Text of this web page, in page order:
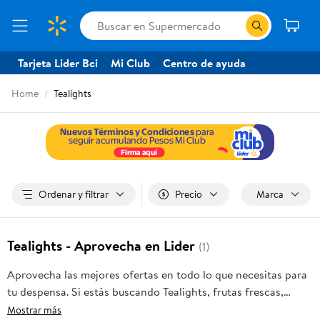
Tarjeta Lider Bci Mi Club Centro de ayuda
Home Tealights
Ordenar y filtrar Precio Marca
Tealights - Aprovecha en Lider (1)
Aprovecha las mejores ofertas en todo lo que necesitas para
tu despensa. Si estás buscando Tealights, frutas frescas,
carnes, pan o productos para el hogar, aquí lo encuentras
Mostrar más